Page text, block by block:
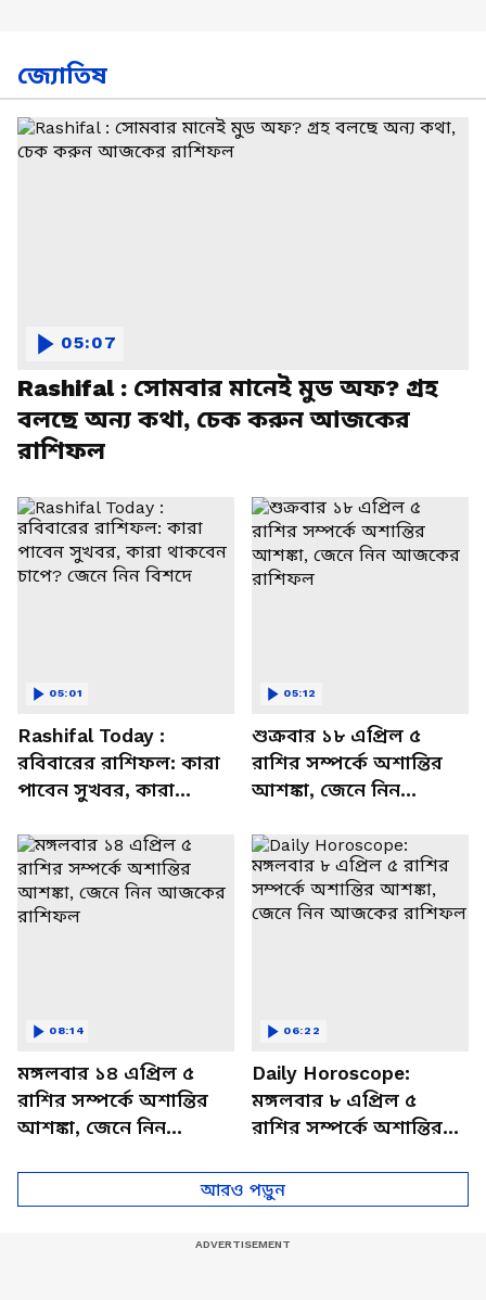
জ্যোতিষ
Rashifal : সোমবার মানেই মুড অফ? গ্রহ
বলছে অন্য কথা, চেক করুন আজকের
রাশিফল
05:07
Rashifal Today :
রবিবারের রাশিফল: কারা
পাবেন সুখবর, কারা
বিশদে
05:01
শুক্রবার ১৮ এপ্রিল ৫
রাশির সম্পর্কে অশান্তির
আশঙ্কা, জেনে নিন
05:12
মঙ্গলবার ১৪ এপ্রিল ৫
রাশির সম্পর্কে অশান্তির
আশঙ্কা, জেনে নিন
08:14
Daily Horoscope:
মঙ্গলবার ৮ এপ্রিল ৫
রাশির সম্পর্কে অশান্তির
আজকের রাশিফল
06:22
আরও পড়ুন